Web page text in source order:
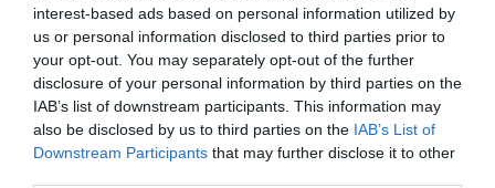
interest-based ads based on personal information utilized by
us or personal information disclosed to third parties prior to
your opt-out. You may separately opt-out of the further
disclosure of your personal information by third parties on the
IAB’s list of downstream participants. This information may
also be disclosed by us to third parties on the IAB’s List of
Downstream Participants that may further disclose it to other
No se puede dejar sólo al Santísimo... en
ningún caso
Eulogio López 09/08/26 06:00
SOCIEDAD
El poder atrincherado, en La Mareta